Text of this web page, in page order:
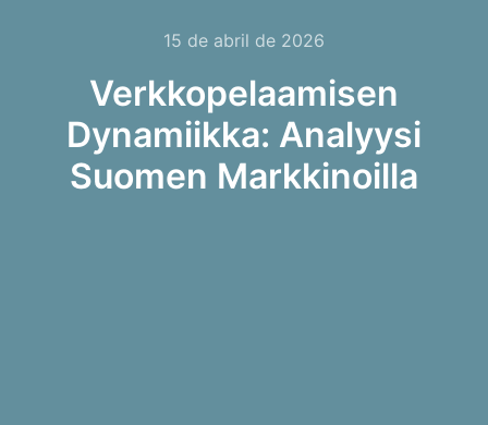
15 de abril de 2026
Verkkopelaamisen
Dynamiikka: Analyysi
Suomen Markkinoilla